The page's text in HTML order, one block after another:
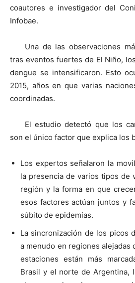
coautores e investigador del
Infobae.
Una de las observaciones
tras eventos fuertes de El Niño,
dengue se intensificaron. Esto
2015, años en que varias
coordinadas.
El estudio detectó que los
son el único factor que explica los
Los expertos señalaron la
la presencia de varios tipos de
región y la forma en que
esos factores actúan juntos y
súbito de epidemias.
La sincronización de los picos
a menudo en regiones alejadas
estaciones están más
Brasil y el norte de Argentina,